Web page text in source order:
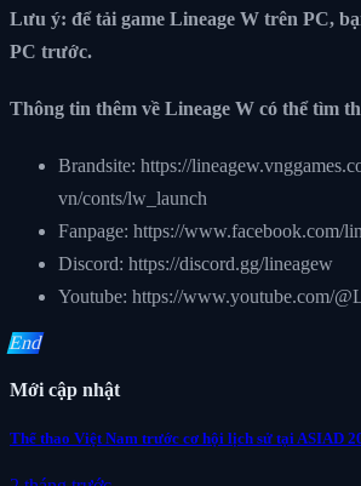
Lưu ý: để tải game Lineage W trên PC,
PC trước.
Thông tin thêm về Lineage W có thể tìm
Brandsite: https://
vn/conts/lw_launch
Fanpage: https://www.facebook.com/
Discord: https://discord.gg/lineagew
Youtube: https://www.youtube.com/
End
Mới cập nhật
Thể thao Việt Nam trước cơ hội lịch sử tại ASIAD